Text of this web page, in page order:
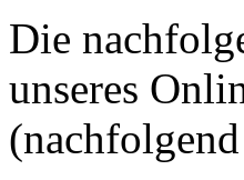
Die
unseres